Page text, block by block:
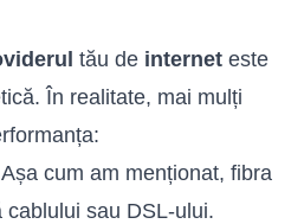
tău de internet este
În realitate, mai mulți
Așa cum am menționat, fibra
sau DSL-ului.